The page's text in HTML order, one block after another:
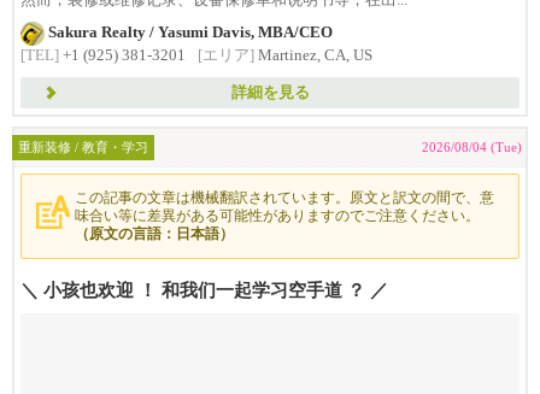
Sakura Realty / Yasumi Davis, MBA/CEO
[TEL] +1 (925) 381-3201 [エリア] Martinez, CA, US
詳細を見る
重新装修 / 教育・学习 2026/08/04 (Tue)
この記事の文章は機械翻訳されています。原文と訳文の間で、意
味合い等に差異がある可能性がありますのでご注意ください。
（原文の言語：日本語）
＼ 小孩也欢迎 ！ 和我们一起学习空手道 ？ ／